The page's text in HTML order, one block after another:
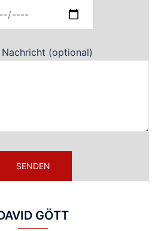
Nachricht (optional)
GÖTT